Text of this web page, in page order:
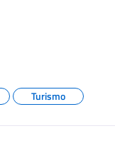
Turismo